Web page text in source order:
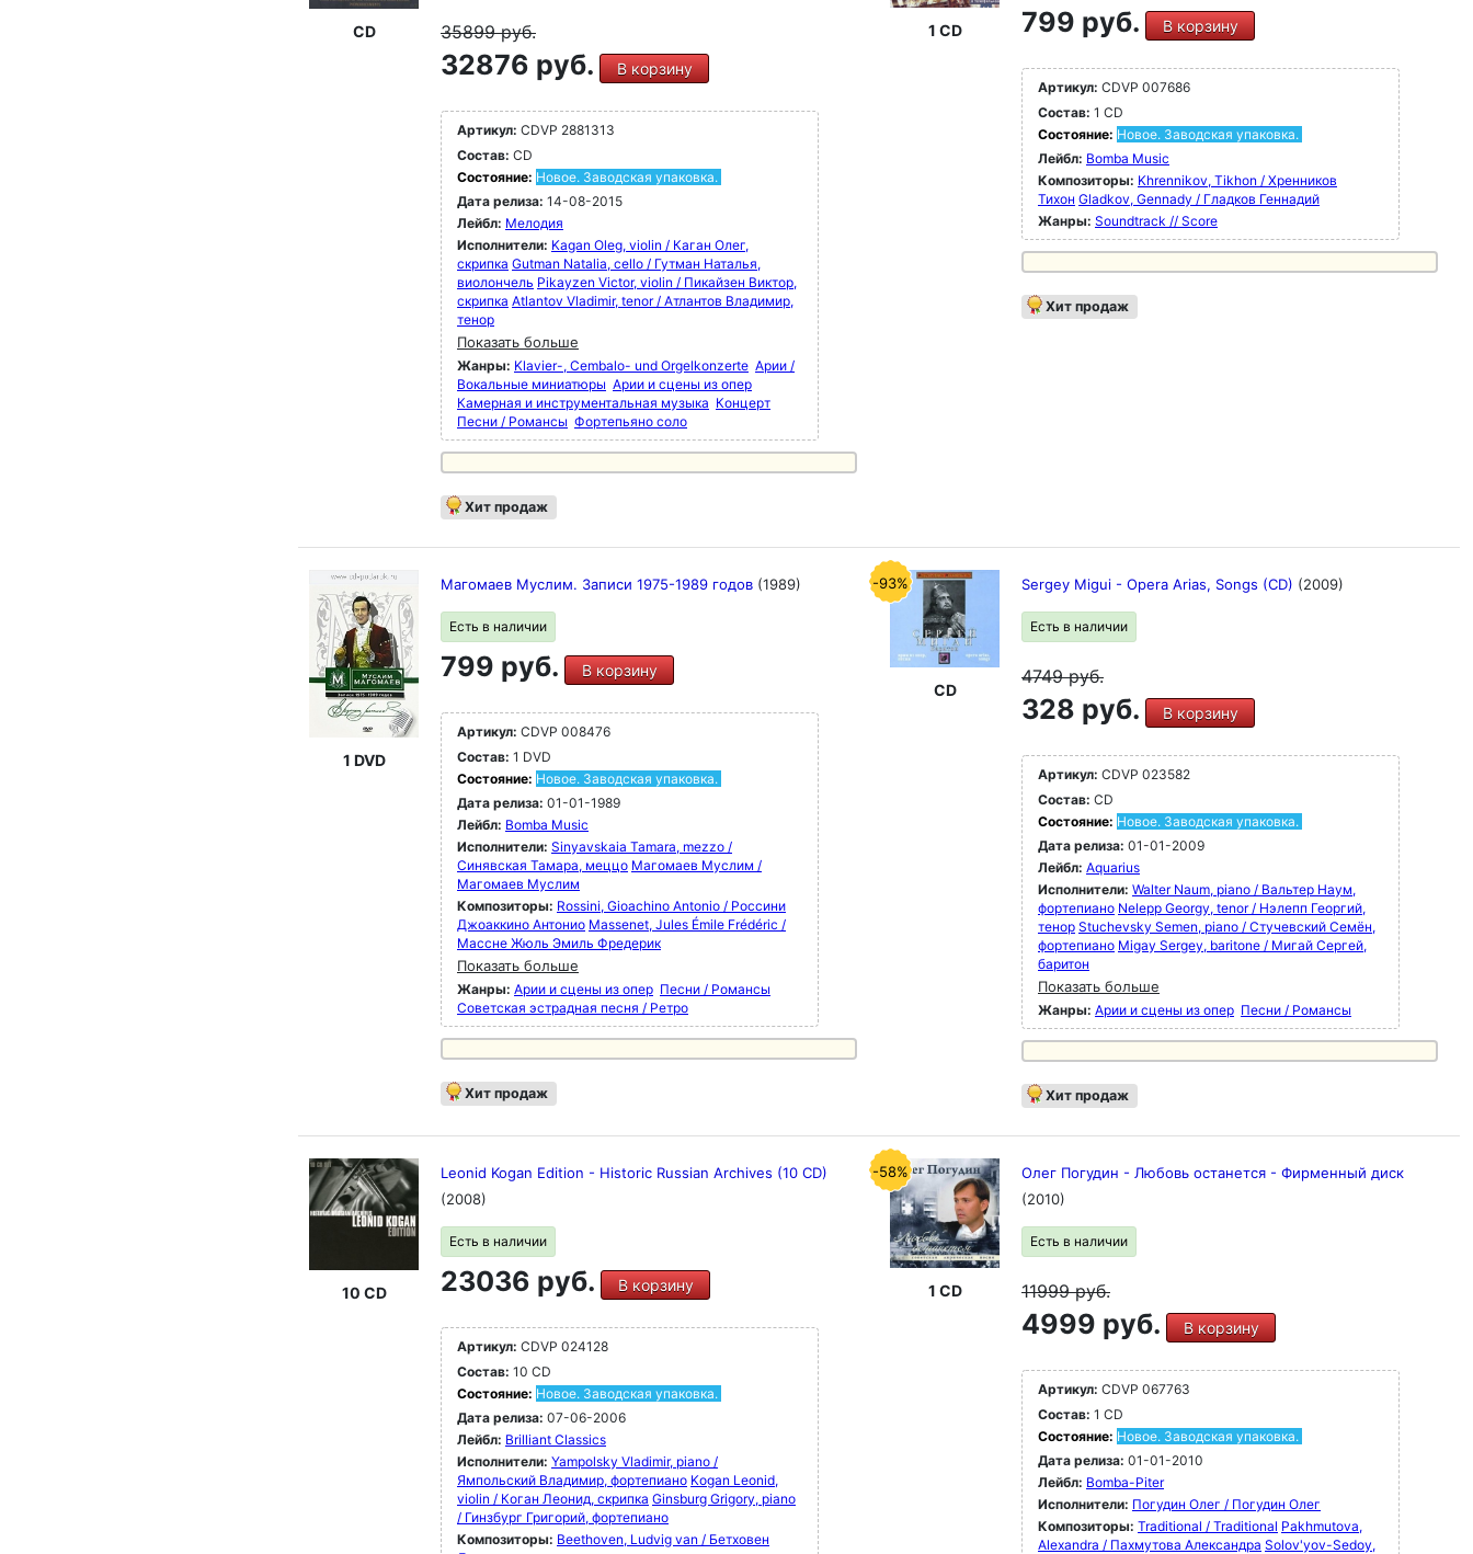
CD 35899руб.
32876 руб. В корзину
Артикул: CDVP 2881313
Состав: CD
Состояние: Новое. Заводская упаковка.
Дата релиза: 14-08-2015
Лейбл: Мелодия
Исполнители: Kagan Oleg, violin / Каган Oлег,
скрипка Gutman Natalia, cello / Гутман Наталья,
виолончель Pikayzen Victor, violin / Пикайзен Виктор,
скрипка Atlantov Vladimir, tenor / Атлантов Владимир,
тенор
Показать больше
Жанры: Klavier-, Cembalo- und Orgelkonzerte Арии /
Вокальные миниатюры Арии и сцены из опер
Камерная и инструментальная музыка Концерт
Песни / Романсы Фортепьяно соло
Хит продаж
1 CD 799 руб. В корзину
Артикул: CDVP 007686
Состав: 1 CD
Состояние: Новое. Заводская упаковка.
Лейбл: Bomba Music
Композиторы: Khrennikov, Tikhon / Хренников
Тихон Gladkov, Gennady / Гладков Геннадий
Жанры: Soundtrack // Score
Хит продаж
1 DVD
Магомаев Муслим. Записи 1975-1989 годов (1989)
Есть в наличии
799 руб. В корзину
Артикул: CDVP 008476
Состав: 1 DVD
Состояние: Новое. Заводская упаковка.
Дата релиза: 01-01-1989
Лейбл: Bomba Music
Исполнители: Sinyavskaia Tamara, mezzo /
Синявская Тамара, меццо Магомаев Муслим /
Магомаев Муслим
Композиторы: Rossini, Gioachino Antonio / Россини
Джоаккино Антонио Massenet, Jules Émile Frédéric /
Массне Жюль Эмиль Фредерик
Показать больше
Жанры: Арии и сцены из опер Песни / Романсы
Советская эстрадная песня / Ретро
Хит продаж
-93%
CD
Sergey Migui - Opera Arias, Songs (CD) (2009)
Есть в наличии
4749руб.
328 руб. В корзину
Артикул: CDVP 023582
Состав: CD
Состояние: Новое. Заводская упаковка.
Дата релиза: 01-01-2009
Лейбл: Aquarius
Исполнители: Walter Naum, piano / Вальтер Наум,
фортепиано Nelepp Georgy, tenor / Нэлепп Георгий,
тенор Stuchevsky Semen, piano / Стучевский Семён,
фортепиано Migay Sergey, baritone / Мигай Сергей,
баритон
Показать больше
Жанры: Арии и сцены из опер Песни / Романсы
Хит продаж
10 CD
Leonid Kogan Edition - Historic Russian Archives (10 CD)
(2008)
Есть в наличии
23036 руб. В корзину
Артикул: CDVP 024128
Состав: 10 CD
Состояние: Новое. Заводская упаковка.
Дата релиза: 07-06-2006
Лейбл: Brilliant Classics
Исполнители: Yampolsky Vladimir, piano /
Ямпольский Владимир, фортепиано Kogan Leonid,
violin / Коган Леонид, скрипка Ginsburg Grigory, piano
/ Гинзбург Григорий, фортепиано
Композиторы: Beethoven, Ludvig van / Бетховен
-58%
1 CD
Олег Погудин - Любовь останется - Фирменный диск
(2010)
Есть в наличии
11999руб.
4999 руб. В корзину
Артикул: CDVP 067763
Состав: 1 CD
Состояние: Новое. Заводская упаковка.
Дата релиза: 01-01-2010
Лейбл: Bomba-Piter
Исполнители: Погудин Олег / Погудин Олег
Композиторы: Traditional / Traditional Pakhmutova,
Alexandra / Пахмутова Александра Solov'yov-Sedoy,